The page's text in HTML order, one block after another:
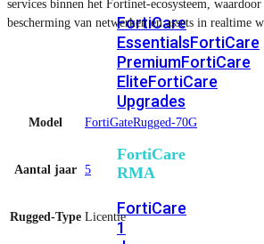
FortiCare
EssentialsFortiCare
PremiumFortiCare
EliteFortiCare
Upgrades
FortiCare
RMA
FortiCare
1
services binnen het Fortinet-ecosysteem, waardoor
bescherming van netwerken en assets in realtime
Model FortiGateRugged-70G
Aantal jaar 5
Rugged-Type Licentie